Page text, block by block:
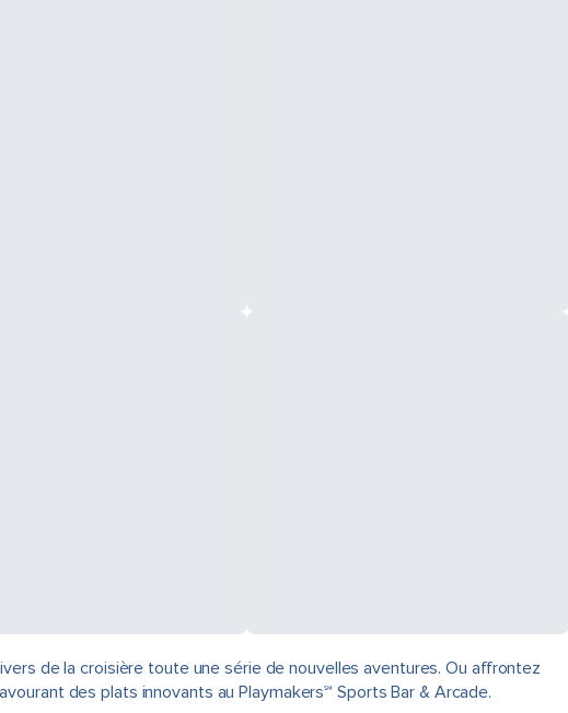
de la croisière toute une série de nouvelles aventures. Ou affrontez
des plats innovants au Playmakers℠ Sports Bar & Arcade.